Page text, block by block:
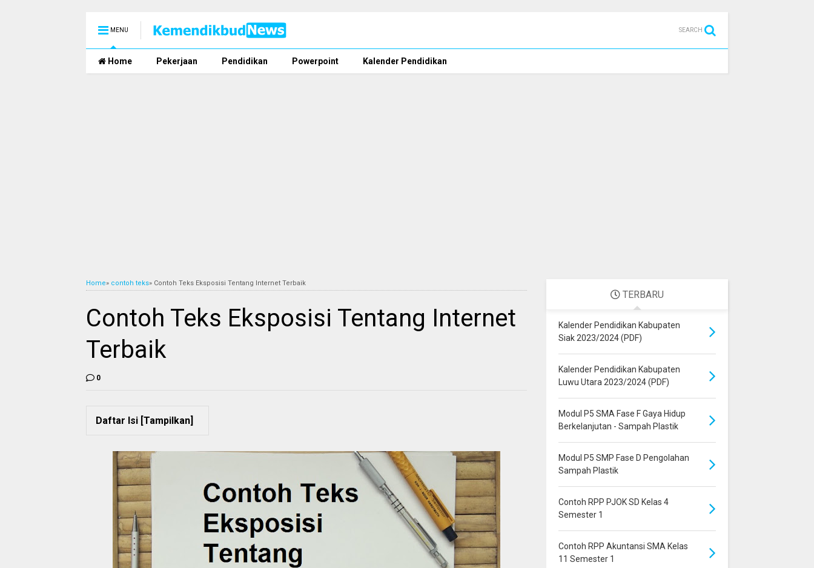
MENU SEARCH
Home Pekerjaan Pendidikan Powerpoint Kalender Pendidikan
Home» contoh teks» Contoh Teks Eksposisi Tentang Internet Terbaik
Contoh Teks Eksposisi Tentang Internet
Terbaik
0
Daftar Isi [Tampilkan]
TERBARU
Kalender Pendidikan Kabupaten
Siak 2023/2024 (PDF)
Kalender Pendidikan Kabupaten
Luwu Utara 2023/2024 (PDF)
Modul P5 SMA Fase F Gaya Hidup
Berkelanjutan - Sampah Plastik
Modul P5 SMP Fase D Pengolahan
Sampah Plastik
Contoh RPP PJOK SD Kelas 4
Semester 1
Contoh RPP Akuntansi SMA Kelas
11 Semester 1